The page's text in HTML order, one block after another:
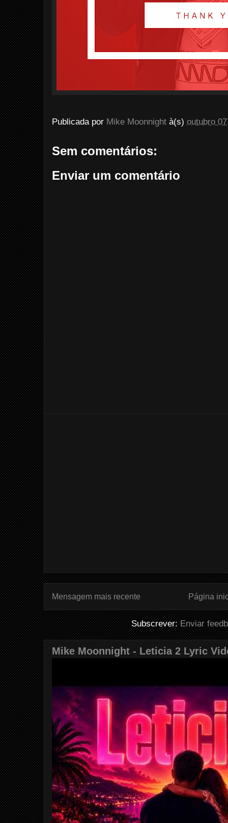
Publicada por Mike Moonnight à(s) outubro
Sem comentários:
Enviar um comentário
Mensagem mais recente Página
Subscrever:Enviar
Mike Moonnight - Leticia 2 Lyric